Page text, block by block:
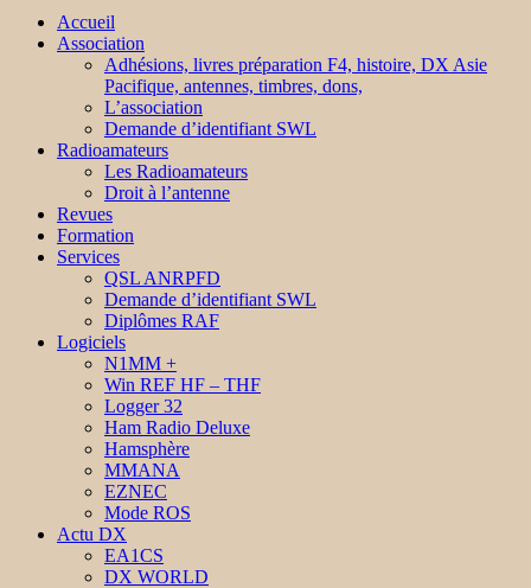
Accueil
Association
Adhésions, livres préparation F4, histoire, DX Asie
Pacifique, antennes, timbres, dons,
L’association
Demande d’identifiant SWL
Radioamateurs
Les Radioamateurs
Droit à l’antenne
Revues
Formation
Services
QSL ANRPFD
Demande d’identifiant SWL
Diplômes RAF
Logiciels
N1MM +
Win REF HF – THF
Logger 32
Ham Radio Deluxe
Hamsphère
MMANA
EZNEC
Mode ROS
Actu DX
EA1CS
DX WORLD